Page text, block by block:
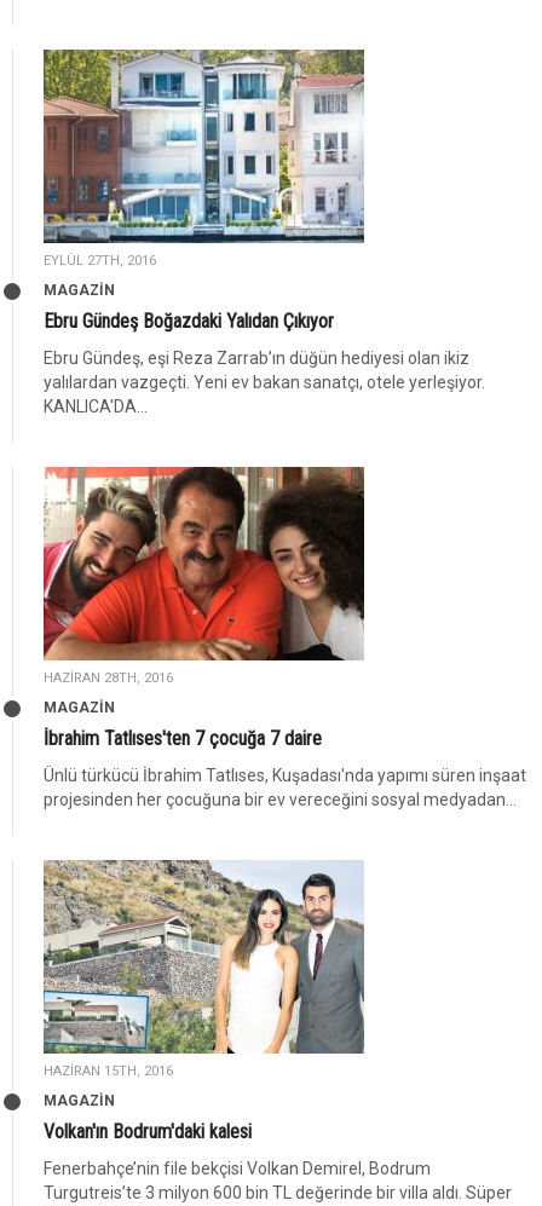
EYLÜL 27TH, 2016
MAGAZİN
Ebru Gündeş Boğazdaki Yalıdan Çıkıyor
Ebru Gündeş, eşi Reza Zarrab’ın düğün hediyesi olan ikiz
yalılardan vazgeçti. Yeni ev bakan sanatçı, otele yerleşiyor.
KANLICA'DA...
HAZIRAN 28TH, 2016
MAGAZİN
İbrahim Tatlıses'ten 7 çocuğa 7 daire
Ünlü türkücü İbrahim Tatlıses, Kuşadası'nda yapımı süren inşaat
projesinden her çocuğuna bir ev vereceğini sosyal medyadan...
HAZIRAN 15TH, 2016
MAGAZİN
Volkan'ın Bodrum'daki kalesi
Fenerbahçe’nin file bekçisi Volkan Demirel, Bodrum
Turgutreis’te 3 milyon 600 bin TL değerinde bir villa aldı. Süper